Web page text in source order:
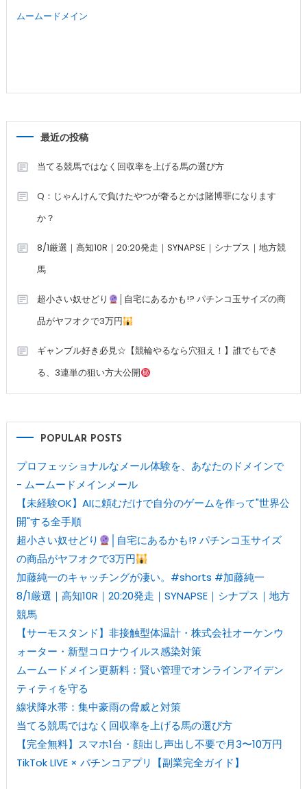
ムームードメイン
最近の投稿
当てる競馬ではなく回収率を上げる馬の選び方
Q：じゃんけんで負けたやつが奢るとかは賭博罪になります
か？
8/1厳選｜高知10R｜20:20発走｜SYNAPSE｜シナプス｜地方競
馬
超小さい奴せどり
│自宅にあるかも!? パチンコ玉サイズの商
品がヤフオクで3万円
ギャンブル好き必見☆【競輪やるなら穴狙え！】誰でもでき
る、3連単の狙い方大公開
POPULAR POSTS
プロフェッショナルなメール体験を、あなたのドメインで
- ムームードメインメール
【未経験OK】AIに頼むだけで自分のゲームを作って"世界公
開"する全手順
超小さい奴せどり
│自宅にあるかも!? パチンコ玉サイズ
の商品がヤフオクで3万円
加藤純一のキャッチングが凄い。#shorts #加藤純一
8/1厳選｜高知10R｜20:20発走｜SYNAPSE｜シナプス｜地方
競馬
【サーモスタンド】非接触型体温計・株式会社オーケンウ
ォーター・新型コロナウイルス感染対策
ムームードメイン更新料：賢い管理でオンラインアイデン
ティティを守る
線状降水帯：集中豪雨の脅威と対策
当てる競馬ではなく回収率を上げる馬の選び方
【完全無料】スマホ1台・顔出し声出し不要で月3〜10万円
TikTok LIVE × パチンコアプリ【副業完全ガイド】